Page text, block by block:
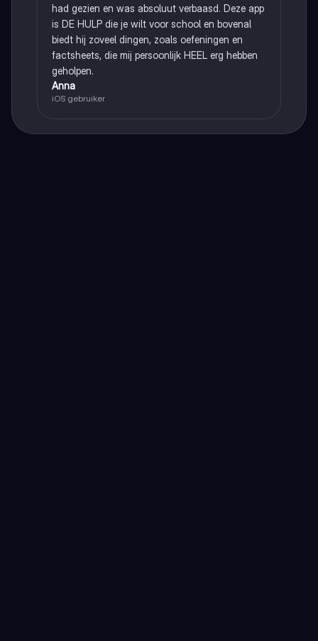
had gezien en was absoluut verbaasd. Deze app
is DE HULP die je wilt voor school en bovenal
biedt hij zoveel dingen, zoals oefeningen en
factsheets, die mij persoonlijk HEEL erg hebben
geholpen.
Anna
iOS gebruiker